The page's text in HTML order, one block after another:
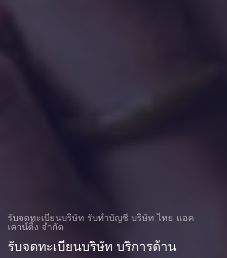
รับจดทะเบียนบริษัท รับทําบัญชี บริษัท ไทย แอค
เคาน์ติ้ง จำกัด
รับจดทะเบียนบริษัท บริการด้าน